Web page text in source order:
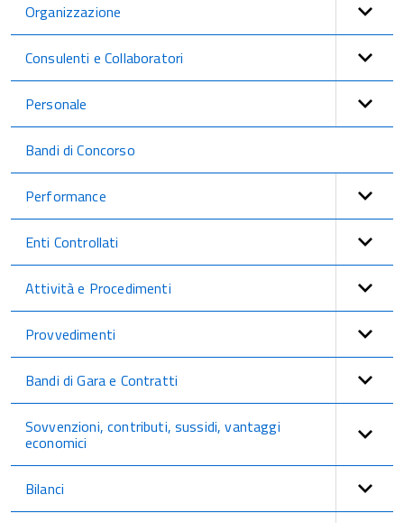
Organizzazione
Consulenti e Collaboratori
Personale
Bandi di Concorso
Performance
Enti Controllati
Attività e Procedimenti
Provvedimenti
Bandi di Gara e Contratti
Sovvenzioni, contributi, sussidi, vantaggi
economici
Bilanci